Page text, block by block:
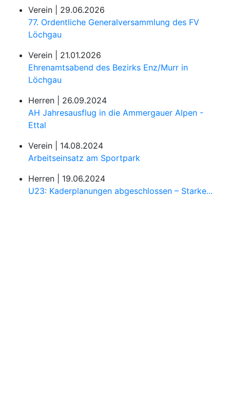
Verein | 29.06.2026
77. Ordentliche Generalversammlung des FV
Löchgau
Verein | 21.01.2026
Ehrenamtsabend des Bezirks Enz/Murr in
Löchgau
Herren | 26.09.2024
AH Jahresausflug in die Ammergauer Alpen -
Ettal
Verein | 14.08.2024
Arbeitseinsatz am Sportpark
Herren | 19.06.2024
U23: Kaderplanungen abgeschlossen – Starke...